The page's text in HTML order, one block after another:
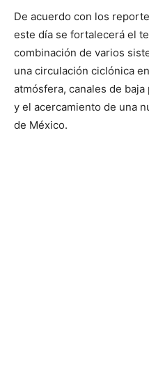
De acuerdo con los
este día se fortalecerá el
combinación de varios
una circulación ciclónica
atmósfera, canales de
y el acercamiento de una
de México.